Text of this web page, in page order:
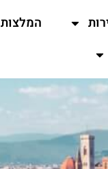
המלצות